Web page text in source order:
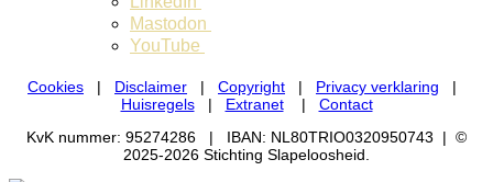
Mastodon
YouTube
Cookies | Disclaimer | Copyright | Privacy verklaring |
Huisregels| Extranet| Contact
KvK nummer: 95274286 | IBAN: NL80TRIO0320950743 | ©
2025-2026 Stichting Slapeloosheid.